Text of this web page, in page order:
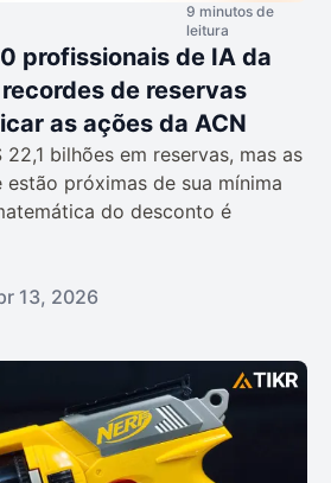
9 minutos de
leitura
profissionais de IA da
de reservas
as ações da ACN
bilhões em reservas, mas as
próximas de sua mínima
do desconto é
13, 2026